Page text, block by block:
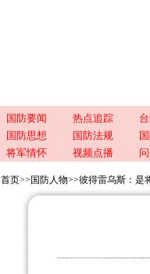
国防要闻 热点追踪
国防思想 国防法规
将军情怀 视频点播
首页>> 国防人物>>彼得雷乌斯：是